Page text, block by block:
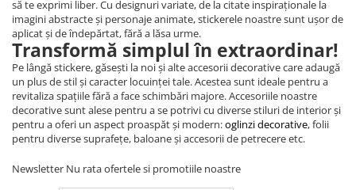
să te exprimi liber. Cu designuri variate, de la citate inspiraționale la
imagini abstracte și personaje animate, stickerele noastre sunt ușor de
aplicat și de îndepărtat, fără a lăsa urme.
Transformă simplul în extraordinar!
Pe lângă stickere, găsești la noi și alte accesorii decorative care adaugă
un plus de stil și caracter locuinței tale. Acestea sunt ideale pentru a
revitaliza spațiile fără a face schimbări majore. Accesoriile noastre
decorative sunt alese pentru a se potrivi cu diverse stiluri de interior și
pentru a oferi un aspect proaspăt și modern:oglinzi decorative, folii
pentru diverse suprafețe, baloane și accesorii de petrecere etc.
Newsletter Nu rata ofertele si promotiile noastre